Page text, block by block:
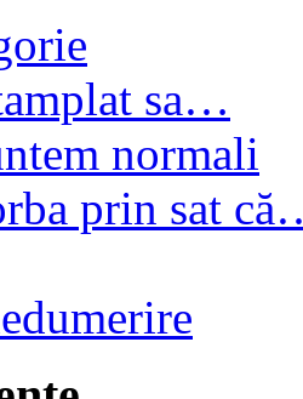
sa…
normali
prin sat